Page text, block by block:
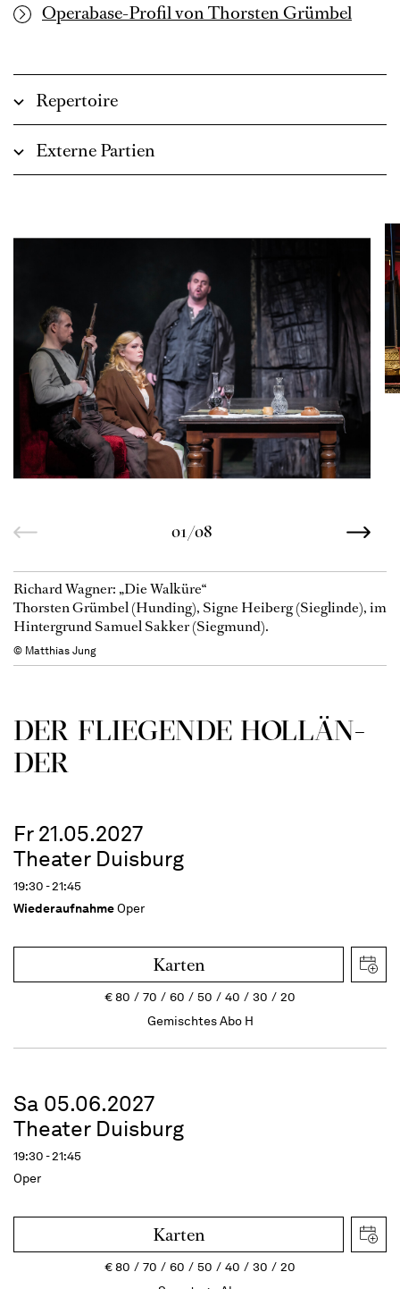
Operabase-Profil von Thorsten Grümbel
Repertoire
Externe Partien
01/08
Richard Wagner: „Die Walküre“
Thorsten Grümbel (Hunding), Signe Heiberg (Sieglinde), im
Hintergrund Samuel Sakker (Siegmund).
© Matthias Jung
DER FLIE­GEN­DE HOL­LÄN­
DER
Fr 21.05.2027
Theater Duisburg
19:30 - 21:45
WiederaufnahmeOper
Karten
€80 70 60 50 40 30
20
Gemischtes Abo H
Sa 05.06.2027
Theater Duisburg
19:30 - 21:45
Oper
Karten
€80 70 60 50 40 30
20